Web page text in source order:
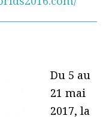
Du 5 au
21 mai
2017, la